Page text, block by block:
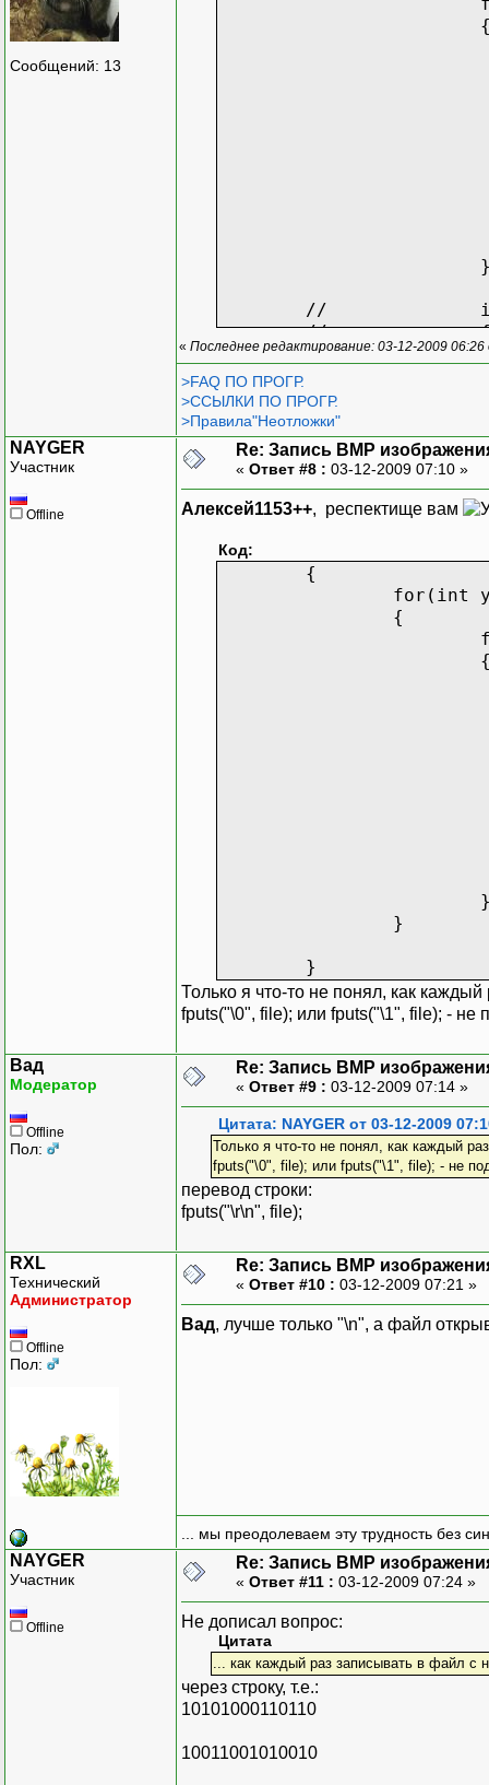
Сообщений: 13
//
//
//
...
...
« Последнее редактирование: 03-12-2009
>FAQ ПО ПРОГР.
>ССЫЛКИ ПО ПРОГР.
>Правила"Неотложки"
NAYGER
Участник
Offline
Re: Запись BMP
« Ответ #8 : 03-12-2009 07:10 »
Алексей1153++, респектище вам
Код:
{
for(int
{
}
}
Только я что-то не понял, как
fputs("\0", file); или fputs("\1", file); - не
Вад
Модератор
Offline
Пол:
Re: Запись BMP
« Ответ #9 : 03-12-2009 07:14 »
Цитата: NAYGER от 03-12-2009
Только я что-то не понял, как каждый
fputs("\0", file); или fputs("\1", file); - не
перевод строки:
fputs("\r\n", file);
RXL
Технический
Администратор
Offline
Пол:
Re: Запись BMP
« Ответ #10 : 03-12-2009 07:21 »
Вад, лучше только "\n", а файл
... мы преодолеваем эту трудность без
NAYGER
Участник
Offline
Re: Запись BMP
« Ответ #11 : 03-12-2009 07:24 »
Не дописал вопрос:
Цитата
... как каждый раз записывать в файл с
через строку, т.е.:
10101000110110
10011001010010